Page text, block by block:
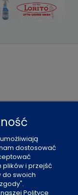
dostosować
plików i przejść
do swoich
Polityce